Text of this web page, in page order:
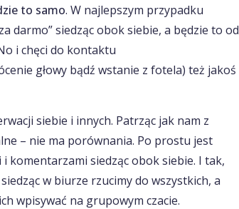
to samo. W najlepszym przypadku
darmo” siedząc obok siebie, a będzie to od
i chęci do kontaktu
głowy bądź wstanie z fotela) też jakoś
siebie i innych. Patrząc jak nam z
– nie ma porównania. Po prostu jest
komentarzami siedząc obok siebie. I tak,
w biurze rzucimy do wszystkich, a
ich wpisywać na grupowym czacie.